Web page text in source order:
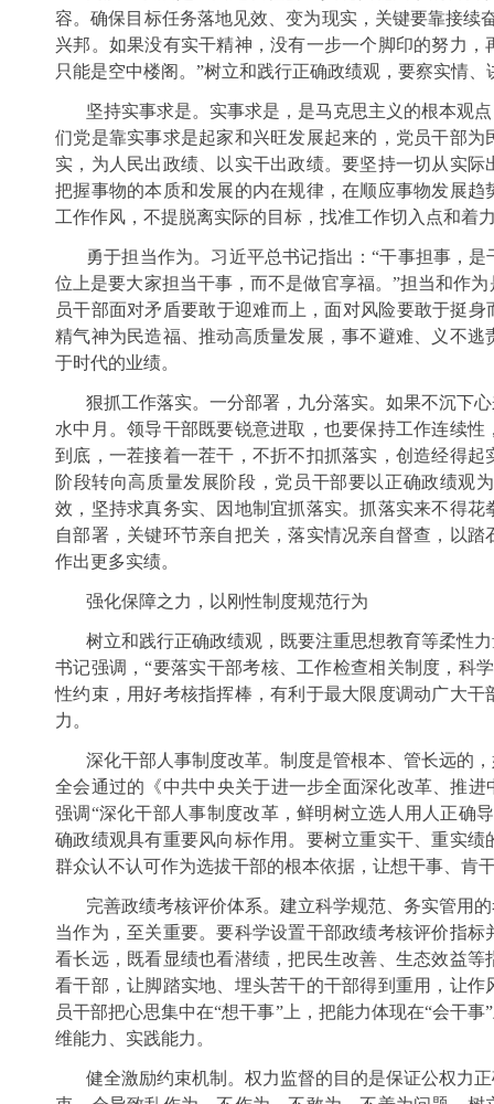
容。确保目标任务落地见效、变为现实，关键要靠接续
兴邦。如果没有实干精神，没有一步一个脚印的努力
只能是空中楼阁。”树立和践行正确政绩观，要察实情
坚持实事求是。实事求是，是马克思主义的根本观
们党是靠实事求是起家和兴旺发展起来的，党员干部
实，为人民出政绩、以实干出政绩。要坚持一切从实
把握事物的本质和发展的内在规律，在顺应事物发展
工作作风，不提脱离实际的目标，找准工作切入点和着
勇于担当作为。习近平总书记指出：“干事担事，
位上是要大家担当干事，而不是做官享福。”担当和作
员干部面对矛盾要敢于迎难而上，面对风险要敢于挺
精气神为民造福、推动高质量发展，事不避难、义不
于时代的业绩。
狠抓工作落实。一分部署，九分落实。如果不沉下
水中月。领导干部既要锐意进取，也要保持工作连续
到底，一茬接着一茬干，不折不扣抓落实，创造经得
阶段转向高质量发展阶段，党员干部要以正确政绩观
效，坚持求真务实、因地制宜抓落实。抓落实来不得
自部署，关键环节亲自把关，落实情况亲自督查，以
作出更多实绩。
强化保障之力，以刚性制度规范行为
树立和践行正确政绩观，既要注重思想教育等柔性
书记强调，“要落实干部考核、工作检查相关制度，科
性约束，用好考核指挥棒，有利于最大限度调动广大
力。
深化干部人事制度改革。制度是管根本、管长远的
全会通过的《中共中央关于进一步全面深化改革、推
强调“深化干部人事制度改革，鲜明树立选人用人正确
确政绩观具有重要风向标作用。要树立重实干、重实
群众认不认可作为选拔干部的根本依据，让想干事、肯
完善政绩考核评价体系。建立科学规范、务实管用
当作为，至关重要。要科学设置干部政绩考核评价指
看长远，既看显绩也看潜绩，把民生改善、生态效益
看干部，让脚踏实地、埋头苦干的干部得到重用，让
员干部把心思集中在“想干事”上，把能力体现在“会干
维能力、实践能力。
健全激励约束机制。权力监督的目的是保证公权力